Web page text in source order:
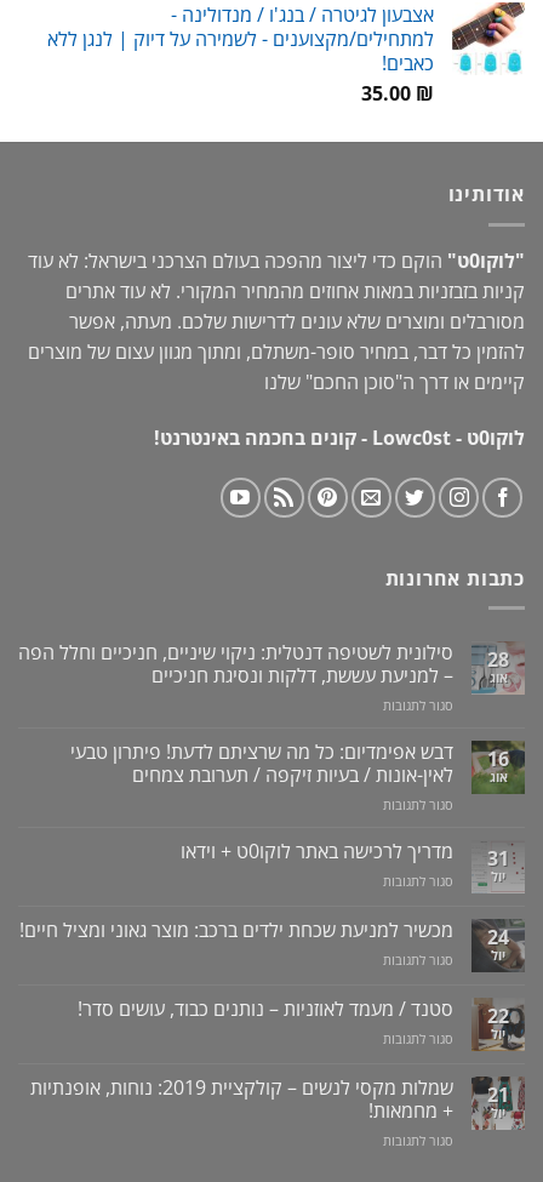
היה:
119.00 ₪.
הוא:
89.00 ₪.
אצבעון לגיטרה / בנג'ו / מנדולינה -
למתחילים/מקצוענים - לשמירה על דיוק | לנגן ללא
כאבים!
35.00 ₪
אודותינו
"לוקו0ט"
הוקם כדי ליצור מהפכה בעולם הצרכני בישראל: לא עוד
קניות בזבזניות במאות אחוזים מהמחיר המקורי. לא עוד אתרים
מסורבלים ומוצרים שלא עונים לדרישות שלכם. מעתה, אפשר
להזמין כל דבר, במחיר סופר-משתלם, ומתוך מגוון עצום של מוצרים
קיימים או דרך ה"סוכן החכם" שלנו
לוקו0ט - Lowc0st - קונים בחכמה באינטרנט!
כתבות אחרונות
28
אוג
סילונית לשטיפה דנטלית: ניקוי שיניים, חניכיים וחלל הפה
– למניעת עששת, דלקות ונסיגת חניכיים
סגור לתגובות
לשטיפה
דנטלית:
ניקוי
שיניים,
וחלל
–
עששת,
16
אוג
דבש אפימדיום: כל מה שרציתם לדעת! פיתרון טבעי
לאין-אונות / בעיות זיקפה / תערובת צמחים
סגור לתגובות
אפימדיום:
מה
לדעת!
טבעי
/
תערובת
צמחים
31
יול
מדריך לרכישה באתר לוקו0ט + וידאו
סגור לתגובות
לרכישה
באתר
וידאו
24
יול
מכשיר למניעת שכחת ילדים ברכב: מוצר גאוני ומציל חיים!
סגור לתגובות
למניעת
שכחת
ילדים
מוצר
גאוני
ומציל
חיים!
22
יול
סטנד / מעמד לאוזניות – נותנים כבוד, עושים סדר!
סגור לתגובות
/
מעמד
לאוזניות
–
21
יול
שמלות מקסי לנשים – קולקציית 2019: נוחות, אופנתיות
+ מחמאות!
סגור לתגובות